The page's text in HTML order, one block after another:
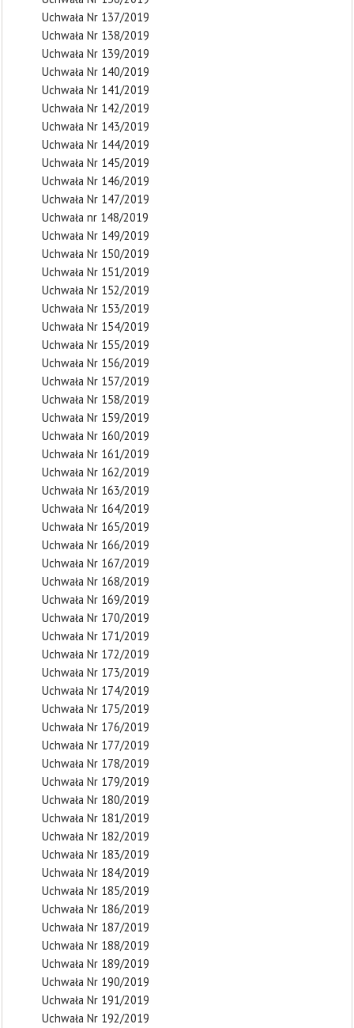
Uchwała Nr 137/2019
Uchwała Nr 138/2019
Uchwała Nr 139/2019
Uchwała Nr 140/2019
Uchwała Nr 141/2019
Uchwała Nr 142/2019
Uchwała Nr 143/2019
Uchwała Nr 144/2019
Uchwała Nr 145/2019
Uchwała Nr 146/2019
Uchwała Nr 147/2019
Uchwała nr 148/2019
Uchwała Nr 149/2019
Uchwała Nr 150/2019
Uchwała Nr 151/2019
Uchwała Nr 152/2019
Uchwała Nr 153/2019
Uchwała Nr 154/2019
Uchwała Nr 155/2019
Uchwała Nr 156/2019
Uchwała Nr 157/2019
Uchwała Nr 158/2019
Uchwała Nr 159/2019
Uchwała Nr 160/2019
Uchwała Nr 161/2019
Uchwała Nr 162/2019
Uchwała Nr 163/2019
Uchwała Nr 164/2019
Uchwała Nr 165/2019
Uchwała Nr 166/2019
Uchwała Nr 167/2019
Uchwała Nr 168/2019
Uchwała Nr 169/2019
Uchwała Nr 170/2019
Uchwała Nr 171/2019
Uchwała Nr 172/2019
Uchwała Nr 173/2019
Uchwała Nr 174/2019
Uchwała Nr 175/2019
Uchwała Nr 176/2019
Uchwała Nr 177/2019
Uchwała Nr 178/2019
Uchwała Nr 179/2019
Uchwała Nr 180/2019
Uchwała Nr 181/2019
Uchwała Nr 182/2019
Uchwała Nr 183/2019
Uchwała Nr 184/2019
Uchwała Nr 185/2019
Uchwała Nr 186/2019
Uchwała Nr 187/2019
Uchwała Nr 188/2019
Uchwała Nr 189/2019
Uchwała Nr 190/2019
Uchwała Nr 191/2019
Uchwała Nr 192/2019